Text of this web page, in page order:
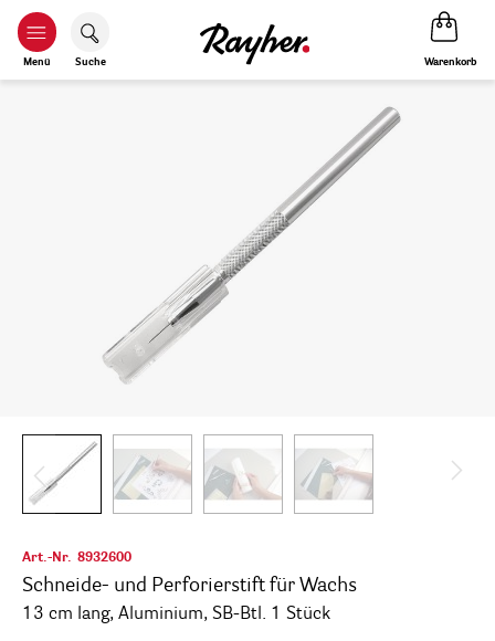
Menü Suche Warenkorb
Art.-Nr. 8932600
Schneide- und Perforierstift für Wachs
13 cm lang, Aluminium, SB-Btl. 1 Stück